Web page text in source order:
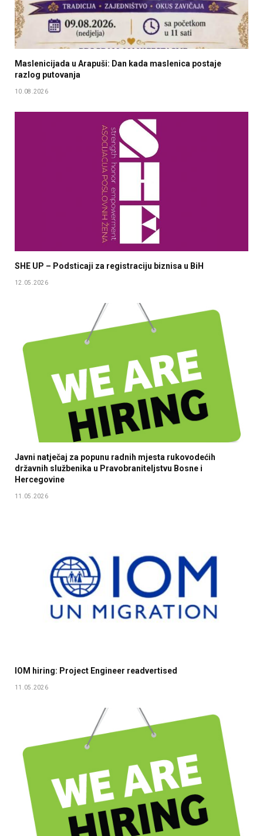
Maslenicijada u Arapuši: Dan kada maslenica postaje
razlog putovanja
10.08.2026
SHE UP – Podsticaji za registraciju biznisa u BiH
12.05.2026
Javni natječaj za popunu radnih mjesta rukovodećih
državnih službenika u Pravobraniteljstvu Bosne i
Hercegovine
11.05.2026
IOM hiring: Project Engineer readvertised
11.05.2026